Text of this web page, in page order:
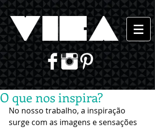
O que nos inspira?
No nosso trabalho, a inspiração
surge com as imagens e sensações